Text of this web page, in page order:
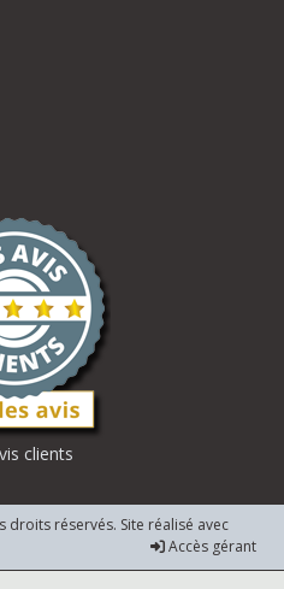
clients
droits réservés. Site réalisé avec
Accès gérant